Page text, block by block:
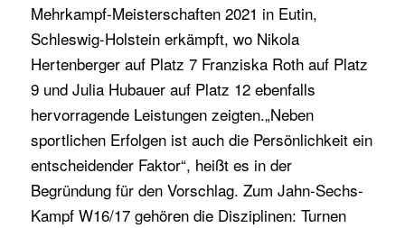
Mehrkampf-Meisterschaften 2021 in Eutin,
Schleswig-Holstein erkämpft, wo Nikola
Hertenberger auf Platz 7 Franziska Roth auf Platz
9 und Julia Hubauer auf Platz 12 ebenfalls
hervorragende Leistungen zeigten.„Neben
sportlichen Erfolgen ist auch die Persönlichkeit ein
entscheidender Faktor“, heißt es in der
Begründung für den Vorschlag. Zum Jahn-Sechs-
Kampf W16/17 gehören die Disziplinen: Turnen